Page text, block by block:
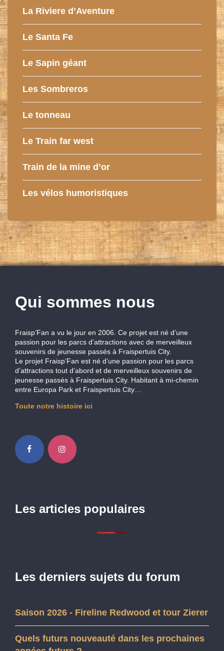
La Riviere d’Aventure
Le Santa Fe
Le Sapin géant
Les Sombreros
Le tonneau
Le Train far west
Train de la mine d’or
Les vélos humoristiques
Qui sommes nous
Fraisp’Fan a vu le jour en 2006. Ce projet est né d’une
passion pour les parcs d’attractions avec de merveilleux
souvenirs de jeunesse passés à Fraispertuis City.
Le projet Fraisp’Fan est né d’une passion pour les parcs
d’attractions tout d’abord et de merveilleux souvenirs de
jeunesse passés à Fraispertuis City. Habitant à mi-chemin
entre Europa Park et Fraispertuis City…
Toute notre histoire ici
Les articles populaires
Les derniers sujets du forum
Saison 2026 - Fireline Redwood et tour Zierer
Quels futurs nouveauté dans les prochaines